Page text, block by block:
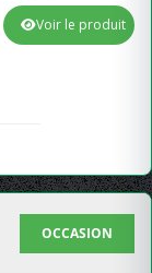
Voir le produit
OCCASION